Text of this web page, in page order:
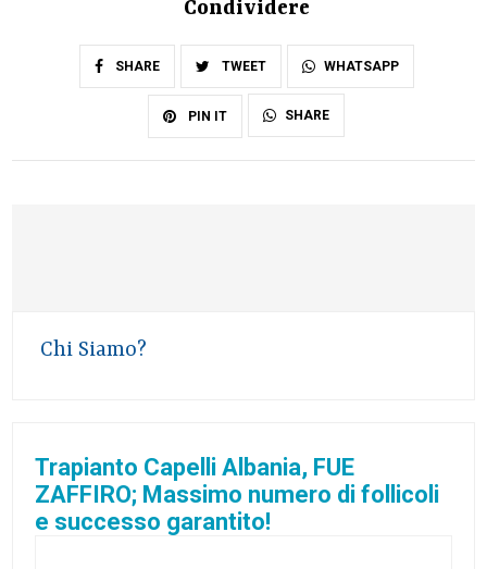
Condividere
SHARE TWEET WHATSAPP
PIN IT SHARE
Chi Siamo?
Trapianto Capelli Albania, FUE
ZAFFIRO; Massimo numero di follicoli
e successo garantito!